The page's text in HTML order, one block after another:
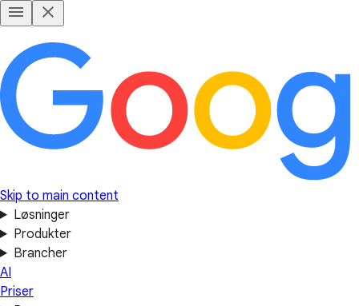
Skip to main content
Løsninger
Produkter
Brancher
AI
Priser